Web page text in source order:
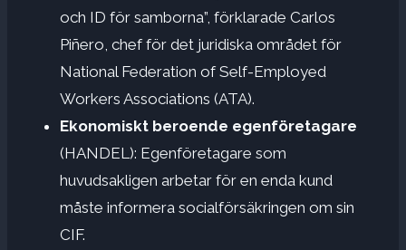
och ID för samborna”, förklarade Carlos
Piñero, chef för det juridiska området för
National Federation of Self-Employed
Workers Associations (ATA).
Ekonomiskt beroende egenföretagare
(HANDEL): Egenföretagare som
huvudsakligen arbetar för en enda kund
måste informera socialförsäkringen om sin
CIF.